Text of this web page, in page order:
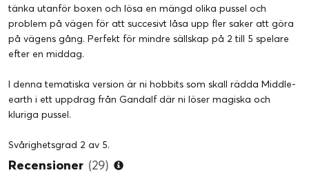
tänka utanför boxen och lösa en mängd olika pussel och
problem på vägen för att succesivt låsa upp fler saker att göra
på vägens gång. Perfekt för mindre sällskap på 2 till 5 spelare
efter en middag.
I denna tematiska version är ni hobbits som skall rädda Middle-
earth i ett uppdrag från Gandalf där ni löser magiska och
kluriga pussel.
Svårighetsgrad 2 av 5.
Recensioner (29)